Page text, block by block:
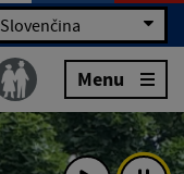
Slovenčina
Menu